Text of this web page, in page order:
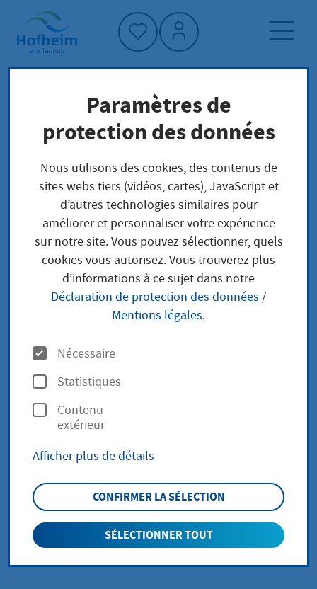
Accueil"
Page d'accueil
Trouver un service
Structure administrative
Ihr zuständiges Amtsgericht finden Sie über
das Orts- und Gerichtsverzeichnis -
Insolvenzgerichte in Hessen
Ihr zuständiges
Amtsgericht finden Sie
über das Orts- und
Gerichtsverzeichnis -
Insolvenzgerichte in
Hessen
zurück zur Übersicht
Paramètres de
protection des données
Nous utilisons des cookies, des contenus de
sites webs tiers (vidéos, cartes), JavaScript et
d’autres technologies similaires pour
améliorer et personnaliser votre expérience
sur notre site. Vous pouvez sélectionner, quels
cookies vous autorisez. Vous trouverez plus
d’informations à ce sujet dans notre
Déclaration de protection des données /
Mentions légales.
O
p
t
i
n
s
Nécessaire
Statistiques
Contenu
extérieur
Afficher plus de détails
CONFIRMER LA SÉLECTION
SÉLECTIONNER TOUT